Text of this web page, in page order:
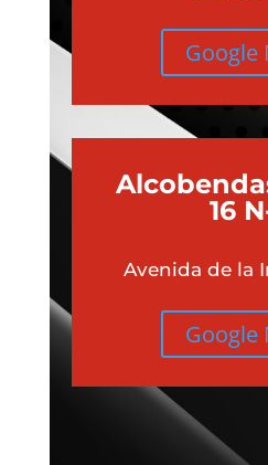
Google
16
Avenida de la
Google